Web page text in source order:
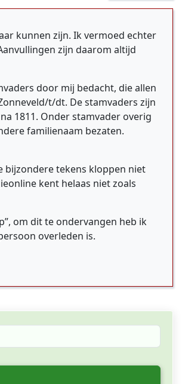
kunnen zijn. Ik vermoed echter
zijn daarom altijd
door mij bedacht, die allen
t/dt. De stamvaders zijn
1811. Onder stamvader overig
familienaam bezaten.
bijzondere tekens kloppen niet
kent helaas niet zoals
om dit te ondervangen heb ik
overleden is.